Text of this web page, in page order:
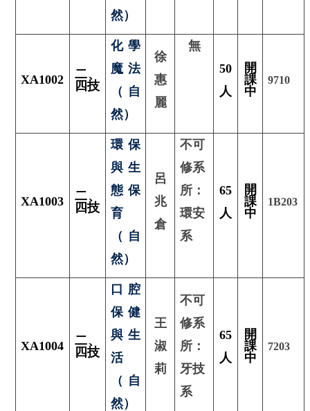
然）
XA1002
二、
四技
化學
魔法
（自
然）
徐
惠
麗
無
50
人
開
課
中
9710
XA1003 二、
四技
環保
與生
態保
育
（自
然）
呂
兆
倉
不可
修系
所：
環安
系
65
人
開
課
中
1B203
XA1004
二、
四技
口腔
保健
與生
活
（自
然）
王
淑
莉
不可
修系
所：
牙技
系
65
人
開
課
中
7203